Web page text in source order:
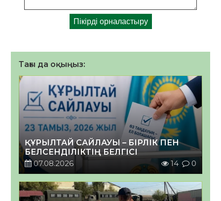
Тағы да оқыңыз:
ҚҰРЫЛТАЙ САЙЛАУЫ – БІРЛІК ПЕН
БЕЛСЕНДІЛІКТІҢ БЕЛГІСІ
07.08.2026
14 0